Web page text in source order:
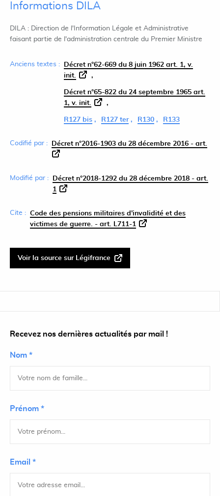
Informations DILA
DILA : Direction de l'Information Légale et Administrative
faisant partie de l'administration centrale du Premier Ministre
Anciens textes :
Décret n°62-669 du 8 juin 1962 art. 1, v.
init.
Décret n°65-822 du 24 septembre 1965 art.
1, v. init.
R127 bis R127 ter R130 R133
Codifié par : Décret n°2016-1903 du 28 décembre 2016 - art.
Modifié par :
Décret n°2018-1292 du 28 décembre 2018 - art.
1
Cite : Code des pensions militaires d'invalidité et des
victimes de guerre. - art. L711-1
Voir la source sur Légifrance
Recevez nos dernières actualités par mail !
Nom *
Prénom *
Email *